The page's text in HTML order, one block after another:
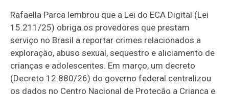
Rafaella Parca lembrou que a Lei do ECA Digital (Lei
15.211/25) obriga os provedores que prestam
serviço no Brasil a reportar crimes relacionados a
exploração, abuso sexual, sequestro e aliciamento de
crianças e adolescentes. Em março, um decreto
(Decreto 12.880/26) do governo federal centralizou
os dados no Centro Nacional de Proteção a Criança e